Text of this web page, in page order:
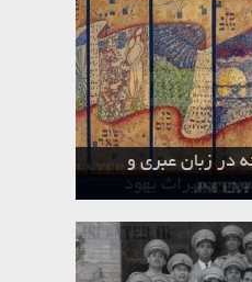
در زبان عبری و
و میراث یهود
و میراث یهود
و میراث یهود
و میراث یهود
و میراث یهود
و میراث یهود